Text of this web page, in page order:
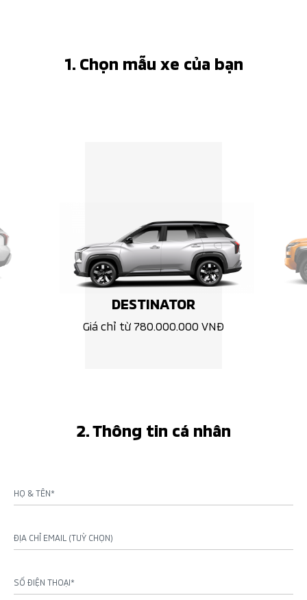
1. Chọn mẫu xe của bạn
DESTINATOR
Giá chỉ từ 780.000.000 VNĐ
2. Thông tin cá nhân
HỌ & TÊN*
ĐỊA CHỈ EMAIL (TUỲ CHỌN)
SỐ ĐIỆN THOẠI*